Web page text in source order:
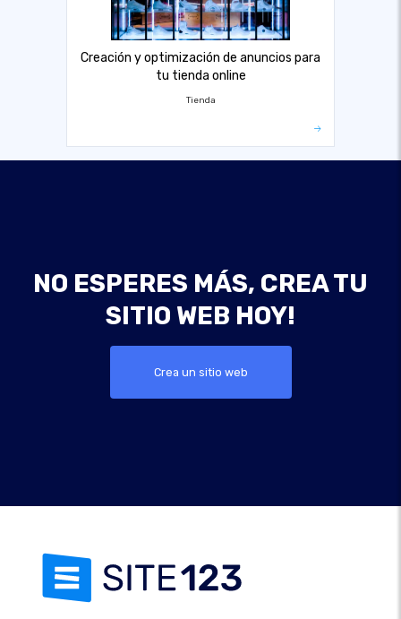
Creación y optimización de anuncios para
tu tienda online
Tienda
NO ESPERES MÁS, CREA TU
SITIO WEB HOY!
Crea un sitio web